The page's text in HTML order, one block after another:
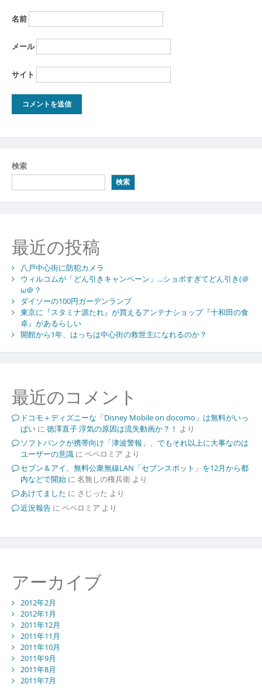
名前
メール
サイト
検索
検索
最近の投稿
八戸中心街に防犯カメラ
ウィルコムが「どん引きキャンペーン」…ショボすぎてどん引き(＠
ω＠？
ダイソーの100円ガーデンランプ
東京に『スタミナ源たれ』が買えるアンテナショップ『十和田の食
卓』があるらしい
開館から1年、はっちは中心街の救世主になれるのか？
最近のコメント
ドコモ＋ディズニーな「Disney Mobile on docomo」は無料がいっ
ぱいに 徳澤直子 浮気の原因は流失動画か？！ より
ソフトバンクが携帯向け「津波警報」、でもそれ以上に大事なのは
ユーザーの意識に ペペロミア より
セブン＆アイ、無料公衆無線LAN「セブンスポット」を12月から都
内などで開始に 名無しの権兵衛より
あけてました に さじった より
近況報告に ペペロミア より
アーカイブ
2012年2月
2012年1月
2011年12月
2011年11月
2011年10月
2011年9月
2011年8月
2011年7月